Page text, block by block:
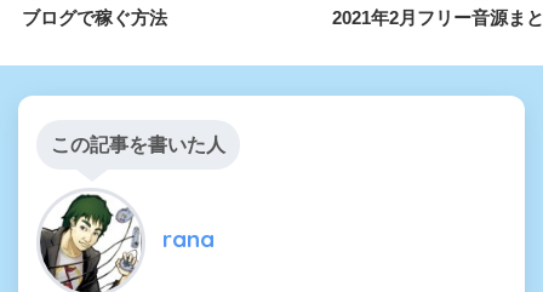
ブログで稼ぐ方法 2021年2月フリー音源ま
この記事を書いた人
rana